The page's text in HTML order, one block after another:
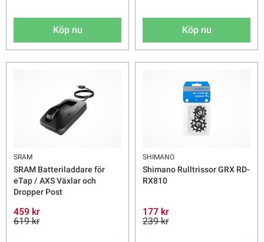
Köp nu Köp nu
SRAM
SRAM Batteriladdare för
eTap / AXS Växlar och
Dropper Post
459 kr
619 kr
SHIMANO
Shimano Rulltrissor GRX RD-
RX810
177 kr
239 kr